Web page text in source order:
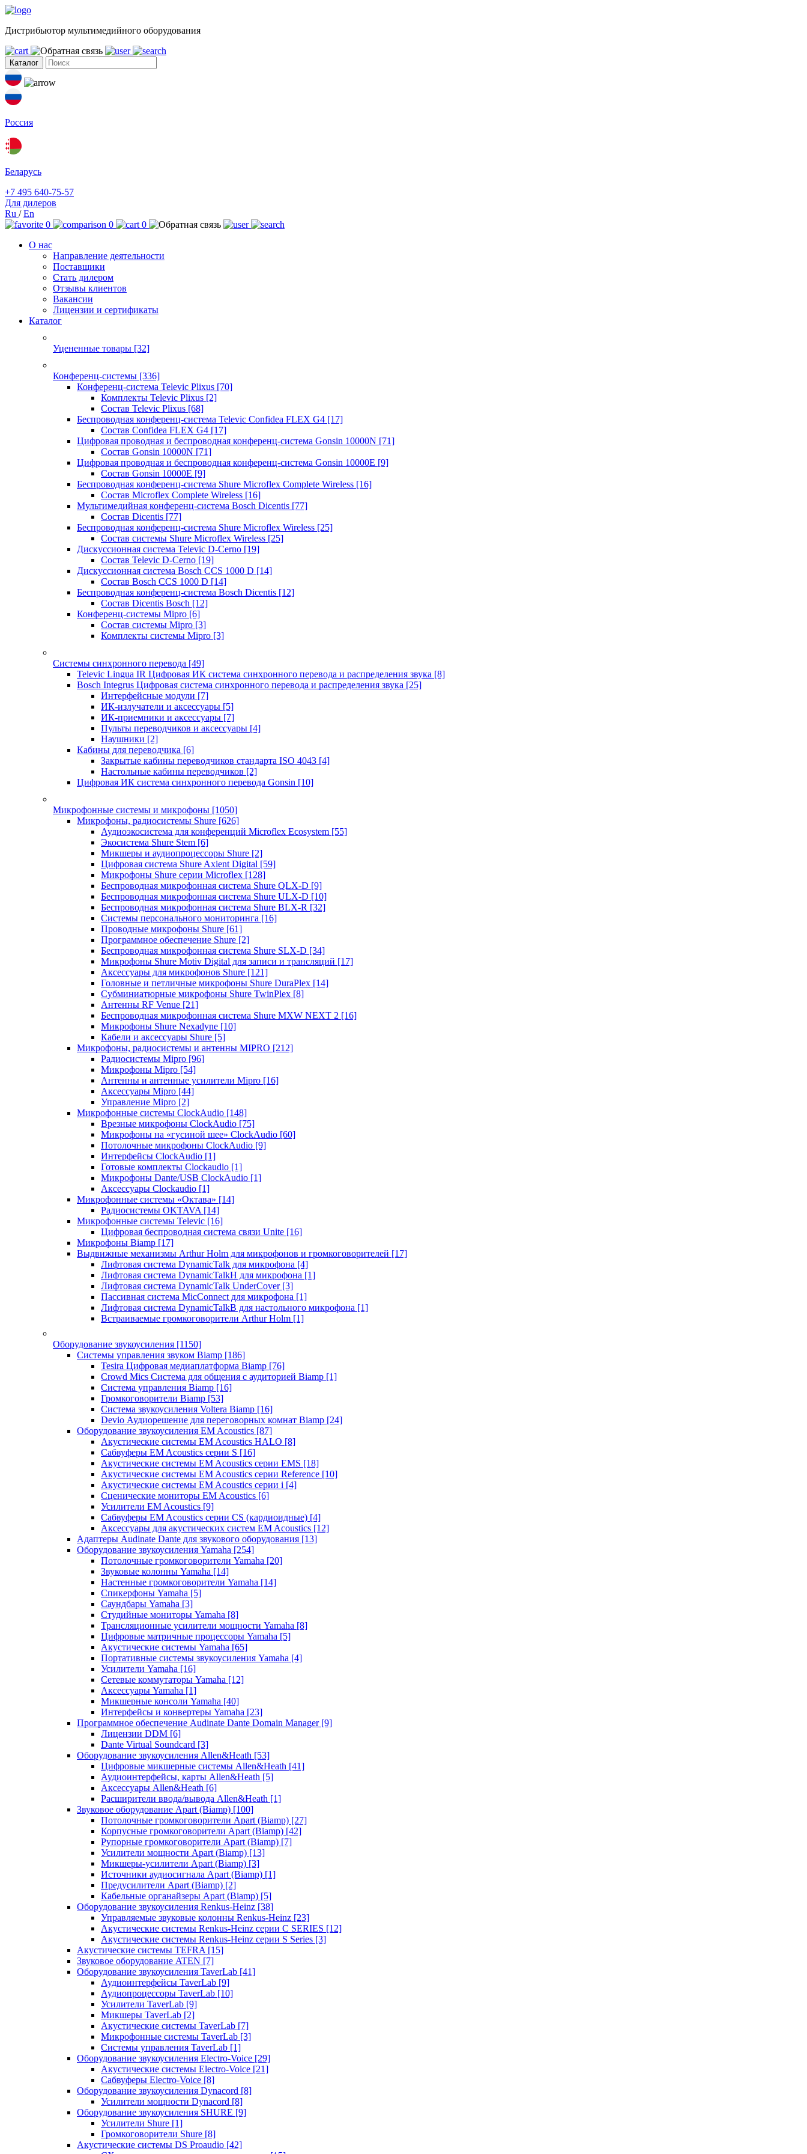
Дистрибьютор мультимедийного оборудования
Каталог
Россия
Беларусь
+7 495 640-75-57
Для дилеров
Ru /En
0
0
0
О нас
Направление деятельности
Поставщики
Стать дилером
Отзывы клиентов
Вакансии
Лицензии и сертификаты
Каталог
Уцененные товары [32]
Конференц-системы [336]
Конференц-система Televic Plixus [70]
Комплекты Televic Plixus [2]
Состав Televic Plixus [68]
Беспроводная конференц-система Televic Confidea FLEX G4 [17]
Состав Confidea FLEX G4 [17]
Цифровая проводная и беспроводная конференц-система Gonsin 10000N [71]
Состав Gonsin 10000N [71]
Цифровая проводная и беспроводная конференц-система Gonsin 10000E [9]
Состав Gonsin 10000E [9]
Беспроводная конференц-система Shure Microflex Complete Wireless [16]
Состав Microflex Complete Wireless [16]
Мультимедийная конференц-система Bosch Dicentis [77]
Состав Dicentis [77]
Беспроводная конференц-система Shure Microflex Wireless [25]
Состав системы Shure Microflex Wireless [25]
Дискуссионная система Televic D-Cerno [19]
Состав Televic D-Cerno [19]
Дискуссионная система Bosch CCS 1000 D [14]
Состав Bosch CCS 1000 D [14]
Беспроводная конференц-система Bosch Dicentis [12]
Состав Dicentis Bosch [12]
Конференц-системы Mipro [6]
Состав системы Mipro [3]
Комплекты системы Mipro [3]
Системы синхронного перевода [49]
Televic Lingua IR Цифровая ИК система синхронного перевода и распределения звука [8]
Bosch Integrus Цифровая система синхронного перевода и распределения звука [25]
Интерфейсные модули [7]
ИК-излучатели и аксессуары [5]
ИК-приемники и аксессуары [7]
Пульты переводчиков и аксессуары [4]
Наушники [2]
Кабины для переводчика [6]
Закрытые кабины переводчиков стандарта ISO 4043 [4]
Настольные кабины переводчиков [2]
Цифровая ИК система синхронного перевода Gonsin [10]
Микрофонные системы и микрофоны [1050]
Микрофоны, радиосистемы Shure [626]
Аудиоэкосистема для конференций Microflex Ecosystem [55]
Экосистема Shure Stem [6]
Микшеры и аудиопроцессоры Shure [2]
Цифровая система Shure Axient Digital [59]
Микрофоны Shure серии Microflex [128]
Беспроводная микрофонная система Shure QLX-D [9]
Беспроводная микрофонная система Shure ULX-D [10]
Беспроводная микрофонная система Shure BLX-R [32]
Системы персонального мониторинга [16]
Проводные микрофоны Shure [61]
Программное обеспечение Shure [2]
Беспроводная микрофонная система Shure SLX-D [34]
Микрофоны Shure Motiv Digital для записи и трансляций [17]
Аксессуары для микрофонов Shure [121]
Головные и петличные микрофоны Shure DuraPlex [14]
Субминиатюрные микрофоны Shure TwinPlex [8]
Антенны RF Venue [21]
Беспроводная микрофонная система Shure MXW NEXT 2 [16]
Микрофоны Shure Nexadyne [10]
Кабели и аксессуары Shure [5]
Микрофоны, радиосистемы и антенны MIPRO [212]
Радиосистемы Mipro [96]
Микрофоны Mipro [54]
Антенны и антенные усилители Mipro [16]
Аксессуары Mipro [44]
Управление Mipro [2]
Микрофонные системы ClockAudio [148]
Врезные микрофоны ClockAudio [75]
Микрофоны на «гусиной шее» ClockAudio [60]
Потолочные микрофоны ClockAudio [9]
Интерфейсы ClockAudio [1]
Готовые комплекты Clockaudio [1]
Микрофоны Dante/USB ClockAudio [1]
Аксессуары Clockaudio [1]
Микрофонные системы «Октава» [14]
Радиосистемы OKTAVA [14]
Микрофонные системы Televic [16]
Цифровая беспроводная система связи Unite [16]
Микрофоны Biamp [17]
Выдвижные механизмы Arthur Holm для микрофонов и громкоговорителей [17]
Лифтовая система DynamicTalk для микрофона [4]
Лифтовая система DynamicTalkH для микрофона [1]
Лифтовая система DynamicTalk UnderCover [3]
Пассивная система MicConnect для микрофона [1]
Лифтовая система DynamicTalkB для настольного микрофона [1]
Встраиваемые громкоговорители Arthur Holm [1]
Оборудование звукоусиления [1150]
Системы управления звуком Biamp [186]
Tesira Цифровая медиаплатформа Biamp [76]
Crowd Mics Система для общения с аудиторией Biamp [1]
Система управления Biamp [16]
Громкоговорители Biamp [53]
Система звукоусиления Voltera Biamp [16]
Devio Аудиорешение для переговорных комнат Biamp [24]
Оборудование звукоусиления EM Acoustics [87]
Акустические системы EM Acoustics HALO [8]
Сабвуферы EM Acoustics серии S [16]
Акустические системы EM Acoustics серии EMS [18]
Акустические системы EM Acoustics серии Reference [10]
Акустические системы EM Acoustics серии i [4]
Сценические мониторы EM Acoustics [6]
Усилители EM Acoustics [9]
Сабвуферы EM Acoustics серии CS (кардиоидные) [4]
Аксессуары для акустических систем EM Acoustics [12]
Адаптеры Audinate Dante для звукового оборудования [13]
Оборудование звукоусиления Yamaha [254]
Потолочные громкоговорители Yamaha [20]
Звуковые колонны Yamaha [14]
Настенные громкоговорители Yamaha [14]
Спикерфоны Yamaha [5]
Саундбары Yamaha [3]
Студийные мониторы Yamaha [8]
Трансляционные усилители мощности Yamaha [8]
Цифровые матричные процессоры Yamaha [5]
Акустические системы Yamaha [65]
Портативные системы звукоусиления Yamaha [4]
Усилители Yamaha [16]
Сетевые коммутаторы Yamaha [12]
Аксессуары Yamaha [1]
Микшерные консоли Yamaha [40]
Интерфейсы и конвертеры Yamaha [23]
Программное обеспечение Audinate Dante Domain Manager [9]
Лицензии DDM [6]
Dante Virtual Soundcard [3]
Оборудование звукоусиления Allen&Heath [53]
Цифровые микшерные системы Allen&Heath [41]
Аудиоинтерфейсы, карты Allen&Heath [5]
Аксессуары Allen&Heath [6]
Расширители ввода/вывода Allen&Heath [1]
Звуковое оборудование Apart (Biamp) [100]
Потолочные громкоговорители Apart (Biamp) [27]
Корпусные громкоговорители Apart (Biamp) [42]
Рупорные громкоговорители Apart (Biamp) [7]
Усилители мощности Apart (Biamp) [13]
Микшеры-усилители Apart (Biamp) [3]
Источники аудиосигнала Apart (Biamp) [1]
Предусилители Apart (Biamp) [2]
Кабельные органайзеры Apart (Biamp) [5]
Оборудование звукоусиления Renkus-Heinz [38]
Управляемые звуковые колонны Renkus-Heinz [23]
Акустические системы Renkus-Heinz серии C SERIES [12]
Акустические системы Renkus-Heinz серии S Series [3]
Акустические системы TEFRA [15]
Звуковое оборудование ATEN [7]
Оборудование звукоусиления TaverLab [41]
Аудиоинтерфейсы TaverLab [9]
Аудиопроцессоры TaverLab [10]
Усилители TaverLab [9]
Микшеры TaverLab [2]
Акустические системы TaverLab [7]
Микрофонные системы TaverLab [3]
Системы управления TaverLab [1]
Оборудование звукоусиления Electro-Voice [29]
Акустические системы Electro-Voice [21]
Сабвуферы Electro-Voice [8]
Оборудование звукоусиления Dynacord [8]
Усилители мощности Dynacord [8]
Оборудование звукоусиления SHURE [9]
Усилители Shure [1]
Громкоговорители Shure [8]
Акустические системы DS Proaudio [42]